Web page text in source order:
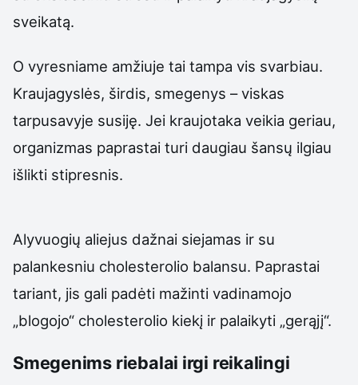
sveikatą.
O vyresniame amžiuje tai tampa vis svarbiau.
Kraujagyslės, širdis, smegenys – viskas
tarpusavyje susiję. Jei kraujotaka veikia geriau,
organizmas paprastai turi daugiau šansų ilgiau
išlikti stipresnis.
Alyvuogių aliejus dažnai siejamas ir su
palankesniu cholesterolio balansu. Paprastai
tariant, jis gali padėti mažinti vadinamojo
„blogojo“ cholesterolio kiekį ir palaikyti „gerąjį“.
Smegenims riebalai irgi reikalingi